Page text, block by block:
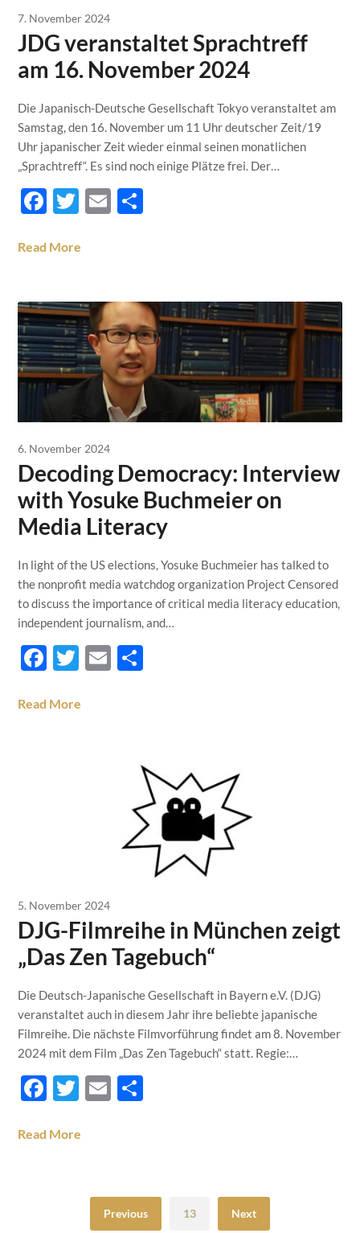
7. November 2024
JDG veranstaltet Sprachtreff
am 16. November 2024
Die Japanisch-Deutsche Gesellschaft Tokyo veranstaltet am
Samstag, den 16. November um 11 Uhr deutscher Zeit/19
Uhr japanischer Zeit wieder einmal seinen monatlichen
„Sprachtreff“. Es sind noch einige Plätze frei. Der…
Facebook
Twitter
Email
Read More
6. November 2024
Decoding Democracy: Interview
with Yosuke Buchmeier on
Media Literacy
In light of the US elections, Yosuke Buchmeier has talked to
the nonprofit media watchdog organization Project Censored
to discuss the importance of critical media literacy education,
independent journalism, and…
Facebook
Twitter
Email
Read More
5. November 2024
DJG-Filmreihe in München zeigt
„Das Zen Tagebuch“
Die Deutsch-Japanische Gesellschaft in Bayern e.V. (DJG)
veranstaltet auch in diesem Jahr ihre beliebte japanische
Filmreihe. Die nächste Filmvorführung findet am 8. November
2024 mit dem Film „Das Zen Tagebuch“ statt. Regie:…
Facebook
Twitter
Email
Read More
Previous 13 Next